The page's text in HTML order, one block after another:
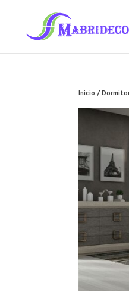
Inicio/